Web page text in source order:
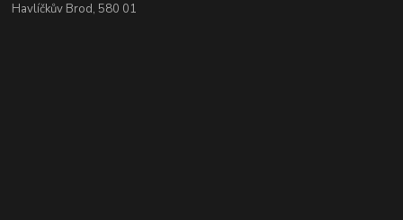
Havlíčkův Brod, 580 01